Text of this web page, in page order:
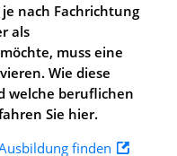
nach Fachrichtung
als
muss eine
Wie diese
welche beruflichen
Sie hier.
finden